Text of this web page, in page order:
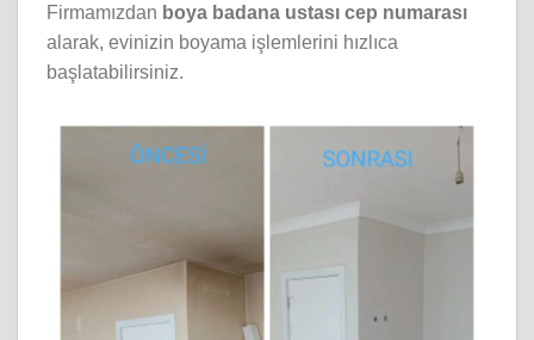
Firmamızdan boya badana ustası cep numarası
alarak, evinizin boyama işlemlerini hızlıca
başlatabilirsiniz.